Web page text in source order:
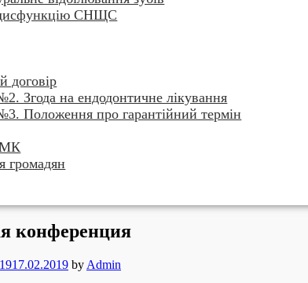
СНЩС
договір
Згода на ендодонтичне лікування
Положення про гарантійний термін
МК
громадян
конференция
17.02.2019 by Admin